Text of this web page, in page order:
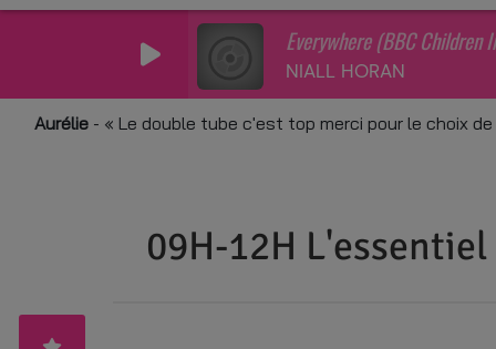
Everywhere (BBC Children
NIALL HORAN
- Le double tube c'est top merci pour le choix de
09H-12H